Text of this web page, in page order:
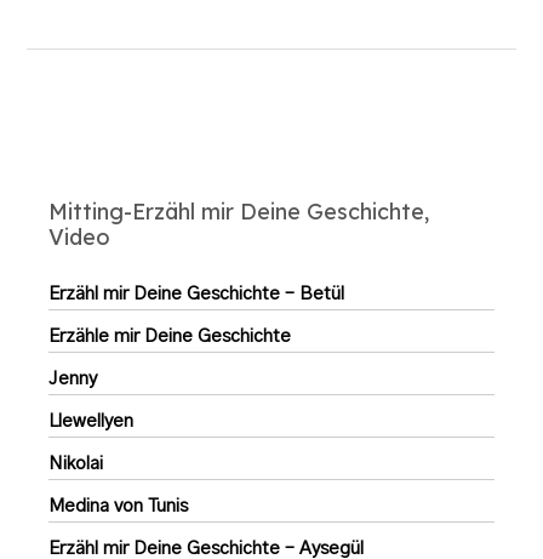
Mitting-Erzähl mir Deine Geschichte,
Video
Erzähl mir Deine Geschichte – Betül
Erzähle mir Deine Geschichte
Jenny
Llewellyen
Nikolai
Medina von Tunis
Erzähl mir Deine Geschichte – Aysegül